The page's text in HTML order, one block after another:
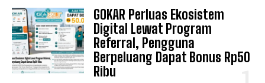
GOKAR Perluas Ekosistem
Digital Lewat Program
Referral, Pengguna
Berpeluang Dapat Bonus Rp50
Ribu